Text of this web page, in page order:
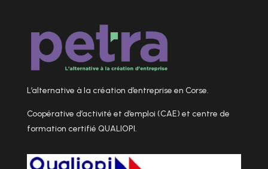
L’alternative à la création d’entreprise en Corse.
Coopérative d’activité et d’emploi (CAE) et centre de
formation certifié QUALIOPI.